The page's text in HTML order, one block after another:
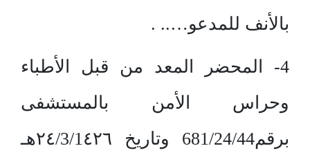
بالأنف للمدعو….. .
4- المحضر المعد من قبل الأطباء
وحراس الأمن بالمستشفى
برقم681/24/44 وتاريخ ٢٤/3/1٤٢٦هـ